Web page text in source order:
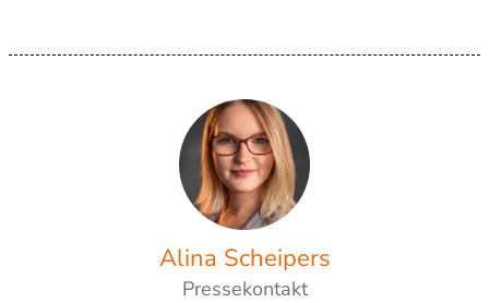
Alina Scheipers
Pressekontakt